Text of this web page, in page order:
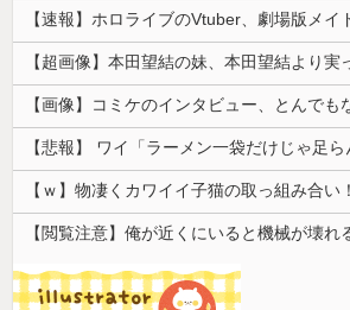
【超画像】本田望結の妹、本田望結より実
【ｗ】物凄くカワイイ子猫の取っ組み合い！
【閲覧注意】俺が近くにいると機械が壊れ